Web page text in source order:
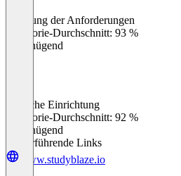
Erfüllung der Anforderungen
Kategorie-Durchschnitt: 93 %
Ungenügend
Einfache Einrichtung
Kategorie-Durchschnitt: 92 %
Ungenügend
Weiterführende Links
www.studyblaze.io